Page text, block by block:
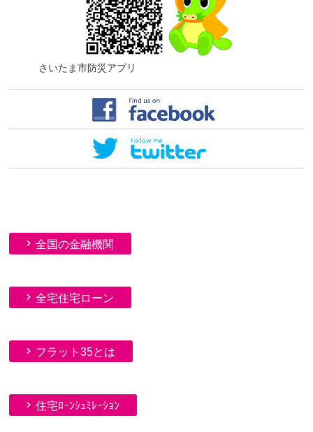
さいたま市防災アプリ
全国の金融機関
全宅住宅ローン
フラット35とは
住宅ﾛｰﾝｼｭﾐﾚｰｼｮﾝ